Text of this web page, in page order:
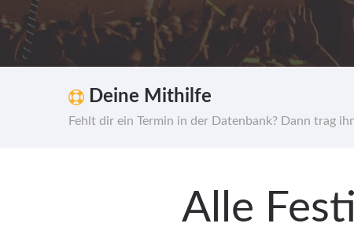
Deine Mithilfe
Fehlt dir ein Termin in der Datenbank? Dann trag
Alle